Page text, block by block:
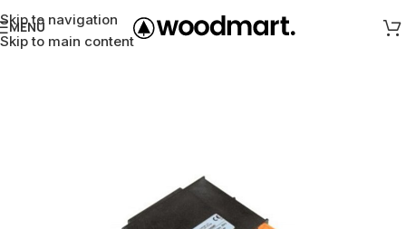
Skip to navigation
Skip to main content
MENÜ